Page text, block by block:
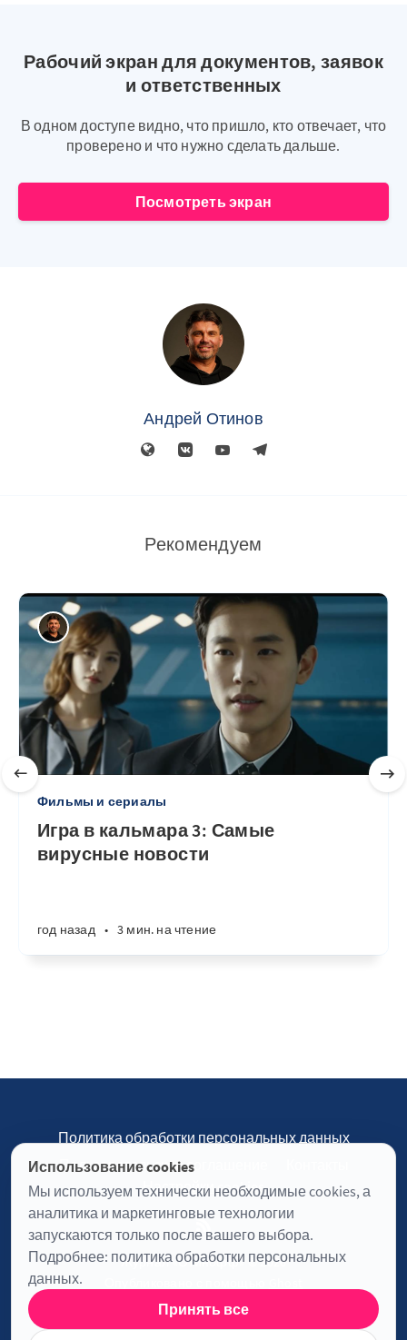
Рабочий экран для документов, заявок
и ответственных
В одном доступе видно, что пришло, кто отвечает, что
проверено и что нужно сделать дальше.
Посмотреть экран
Андрей Отинов
Рекомендуем
Фильмы и сериалы
Игра в кальмара 3: Самые
вирусные новости
год назад • 3 мин. на чтение
Использование cookies
Мы используем технически необходимые cookies, а
аналитика и маркетинговые технологии
запускаются только после вашего выбора.
Подробнее: политика обработки персональных
данных.
Принять все
Политика обработки персональных данных
Пользовательское соглашение
Настройки cookies
Журнал «Отинофф» © 2026
Информация о лицензии JavaScript